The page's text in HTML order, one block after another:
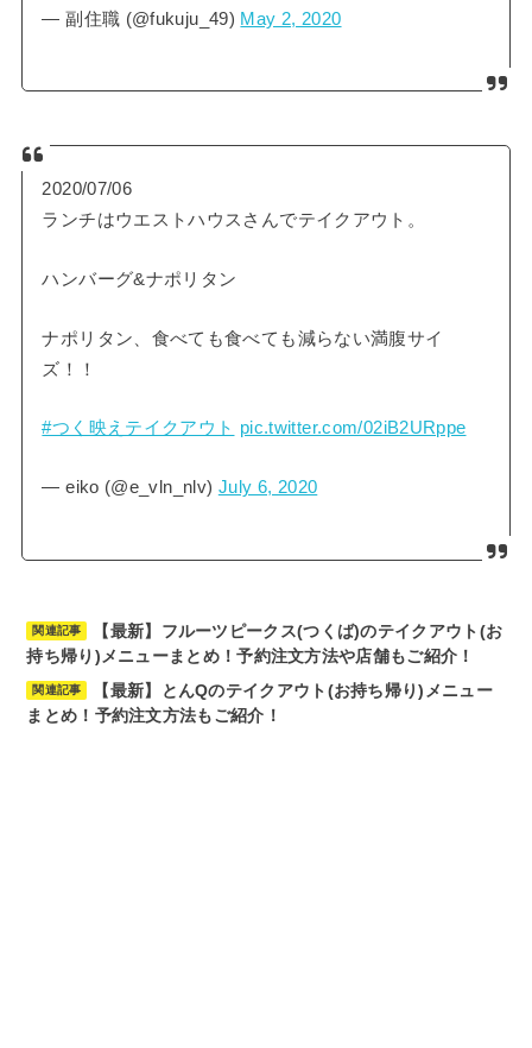
— 副住職 (@fukuju_49) May 2, 2020
2020/07/06
ランチはウエストハウスさんでテイクアウト。
ハンバーグ&ナポリタン
ナポリタン、食べても食べても減らない満腹サイ
ズ！！
#つく映えテイクアウト pic.twitter.com/02iB2URppe
— eiko (@e_vln_nlv) July 6, 2020
関連記事
【最新】フルーツピークス(つくば)のテイクアウト(お
持ち帰り)メニューまとめ！予約注文方法や店舗もご紹介！
関連記事
【最新】とんQのテイクアウト(お持ち帰り)メニュー
まとめ！予約注文方法もご紹介！